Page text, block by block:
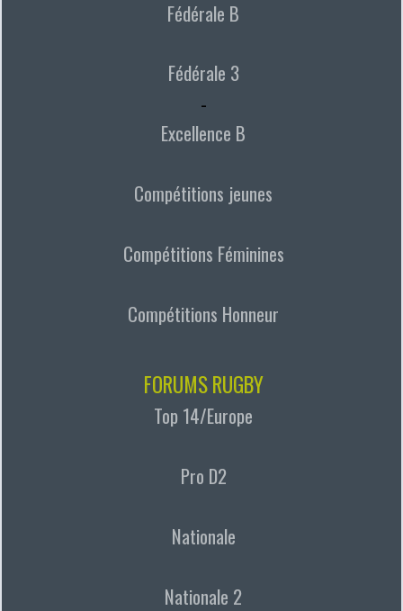
Fédérale B
Fédérale 3
-
Excellence B
Compétitions jeunes
Compétitions Féminines
Compétitions Honneur
FORUMS RUGBY
Top 14/Europe
Pro D2
Nationale
Nationale 2